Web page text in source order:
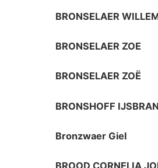
BRONSELAER
BRONSELAER ZOE
BRONSELAER ZOË
BRONSHOFF
Bronzwaer Giel